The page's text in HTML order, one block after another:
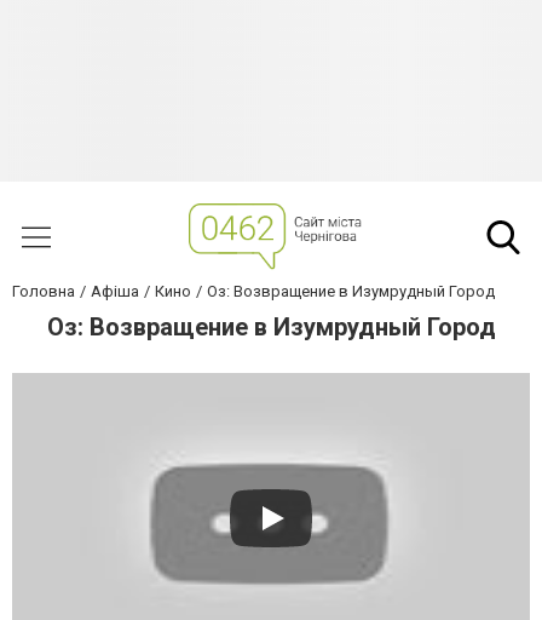
Головна Афіша Кино Оз: Возвращение в Изумрудный Город
Оз: Возвращение в Изумрудный Город